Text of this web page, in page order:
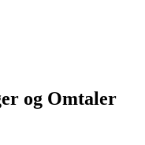
og Omtaler